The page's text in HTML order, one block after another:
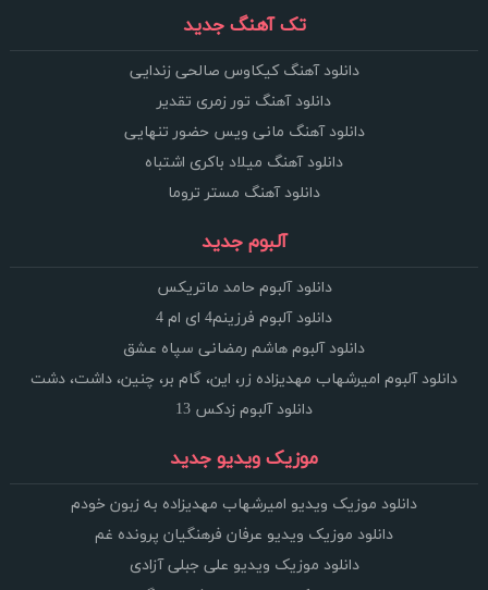
تک آهنگ جدید
دانلود آهنگ کیکاوس صالحی زندایی
دانلود آهنگ تور زمری تقدیر
دانلود آهنگ مانی ویس حضور تنهایی
دانلود آهنگ میلاد باکری اشتباه
دانلود آهنگ مستر تروما
آلبوم جدید
دانلود آلبوم حامد ماتریکس
دانلود آلبوم فرزینم4 ای ام 4
دانلود آلبوم هاشم رمضانی سپاه عشق
دانلود آلبوم امیرشهاب مهدیزاده زر، این، گام بر، چنین، داشت، دشت
دانلود آلبوم زدکس 13
موزیک ویدیو جدید
دانلود موزیک ویدیو امیرشهاب مهدیزاده به زبون خودم
دانلود موزیک ویدیو عرفان فرهنگیان پرونده غم
دانلود موزیک ویدیو علی جبلی آزادی